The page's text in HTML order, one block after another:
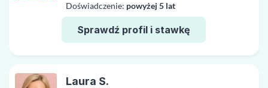
Doświadczenie: powyżej 5 lat
Sprawdź profil i stawkę
Laura S.